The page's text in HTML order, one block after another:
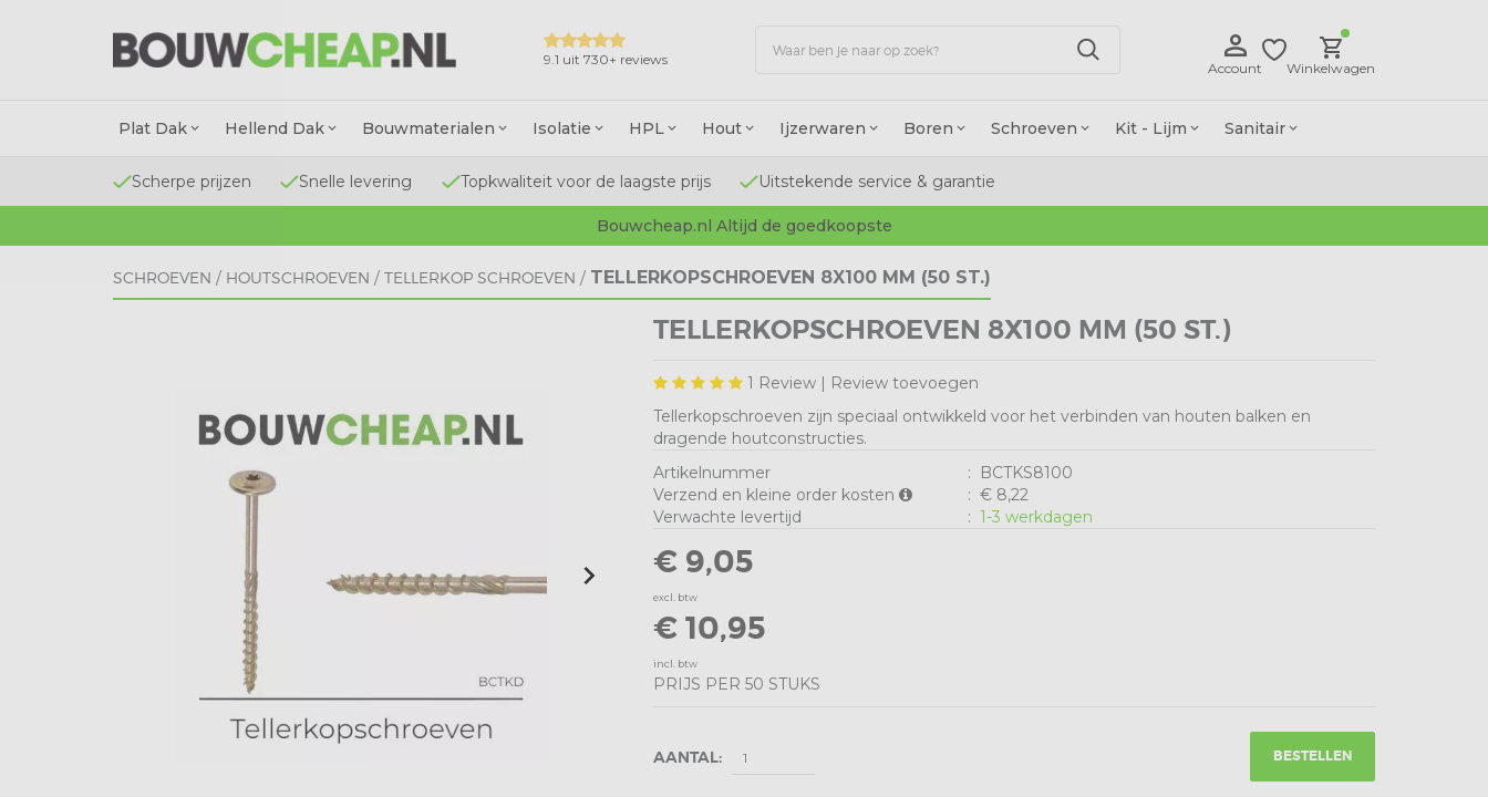
9.1 uit 730+ reviews
Account Winkelwagen
Plat Dak Hellend Dak Bouwmaterialen Isolatie HPL Hout Ijzerwaren Boren Schroeven Kit - Lijm Sanitair
Scherpe prijzen Snelle levering Topkwaliteit voor de laagste prijs Uitstekende service & garantie
Bouwcheap.nl Altijd de goedkoopste
SCHROEVEN / HOUTSCHROEVEN / TELLERKOP SCHROEVEN / TELLERKOPSCHROEVEN 8X100 MM (50 ST.)
TELLERKOPSCHROEVEN 8X100 MM (50 ST.)
1 Review | Review toevoegen
Tellerkopschroeven zijn speciaal ontwikkeld voor het verbinden van houten balken en
dragende houtconstructies.
Artikelnummer
:
BCTKS8100
Verzend en kleine order kosten
: € 8,22
Verwachte levertijd
: 1-3 werkdagen
€ 9,05
excl. btw
€ 10,95
incl. btw
PRIJS PER 50 STUKS
AANTAL: BESTELLEN